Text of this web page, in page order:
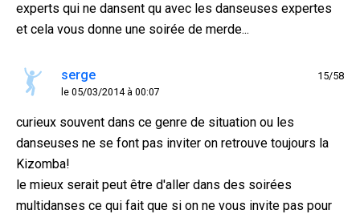
experts qui ne dansent qu avec les danseuses expertes
et cela vous donne une soirée de merde...
serge
le 05/03/2014 à 00:07
15/58
curieux souvent dans ce genre de situation ou les
danseuses ne se font pas inviter on retrouve toujours la
Kizomba!
le mieux serait peut être d'aller dans des soirées
multidanses ce qui fait que si on ne vous invite pas pour